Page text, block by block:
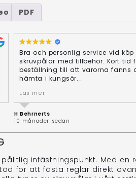
PDF
Bra och personlig service vid köp
skruvpålar med tillbehör. Kort tid
beställning till att varorna fanns
hämta i kungsör.
Svar från ägaren
Stort tack, Håkan, för att du tog
att ge oss ett omdöme – och för
⭐⭐⭐⭐⭐!
Vad roligt att du är nöjd med vår
avhämtning i Kungsör. Kul också
höra att dina HELIX™ skruvpålar i
Läs mer
H Behrnerts
10 månader sedan
infästningspunkt. Med en
för att fästa reglar direkt